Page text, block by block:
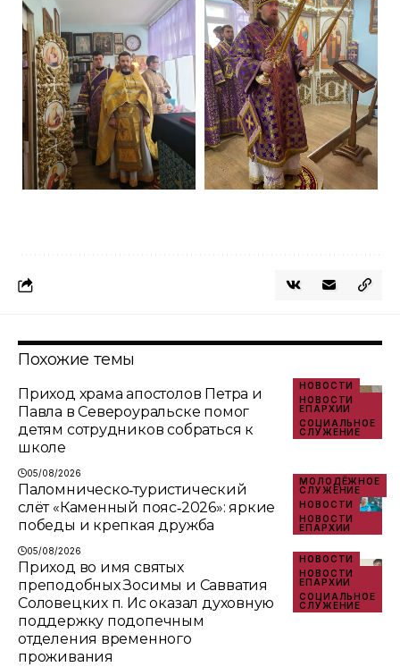
Похожие темы
НОВОСТИ
НОВОСТИ
ЕПАРХИИ
СОЦИАЛЬНОЕ
СЛУЖЕНИЕ
Приход храма апостолов Петра и
Павла в Североуральске помог
детям сотрудников собраться к
школе
05/08/2026
МОЛОДЁЖНОЕ
СЛУЖЕНИЕ
НОВОСТИ
НОВОСТИ
ЕПАРХИИ
Паломническо‑туристический
слёт «Каменный пояс‑2026»: яркие
победы и крепкая дружба
05/08/2026
НОВОСТИ
НОВОСТИ
ЕПАРХИИ
СОЦИАЛЬНОЕ
СЛУЖЕНИЕ
Приход во имя святых
преподобных Зосимы и Савватия
Соловецких п. Ис оказал духовную
поддержку подопечным
отделения временного
проживания